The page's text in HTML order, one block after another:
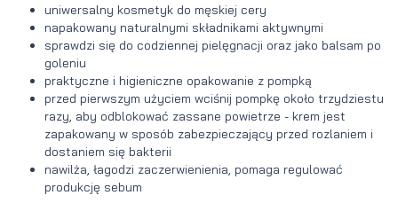
uniwersalny kosmetyk do męskiej cery
napakowany naturalnymi składnikami aktywnymi
sprawdzi się do codziennej pielęgnacji oraz jako balsam po
goleniu
praktyczne i higieniczne opakowanie z pompką
przed pierwszym użyciem wciśnij pompkę około trzydziestu
razy, aby odblokować zassane powietrze - krem jest
zapakowany w sposób zabezpieczający przed rozlaniem i
dostaniem się bakterii
nawilża, łagodzi zaczerwienienia, pomaga regulować
produkcję sebum